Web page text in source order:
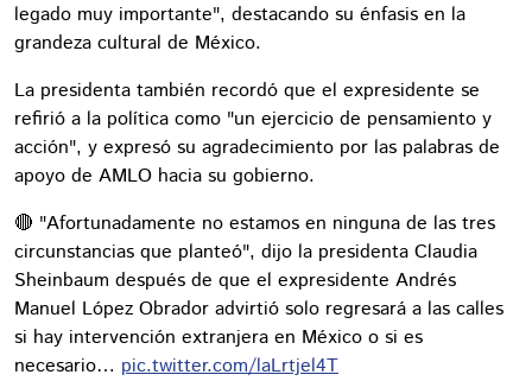
legado muy importante", destacando su énfasis en la
grandeza cultural de México.
La presidenta también recordó que el expresidente se
refirió a la política como "un ejercicio de pensamiento y
acción", y expresó su agradecimiento por las palabras de
apoyo de AMLO hacia su gobierno.
🔴 "Afortunadamente no estamos en ninguna de las tres
circunstancias que planteó", dijo la presidenta Claudia
Sheinbaum después de que el expresidente Andrés
Manuel López Obrador advirtió solo regresará a las calles
si hay intervención extranjera en México o si es
necesario… pic.twitter.com/laLrtjel4T